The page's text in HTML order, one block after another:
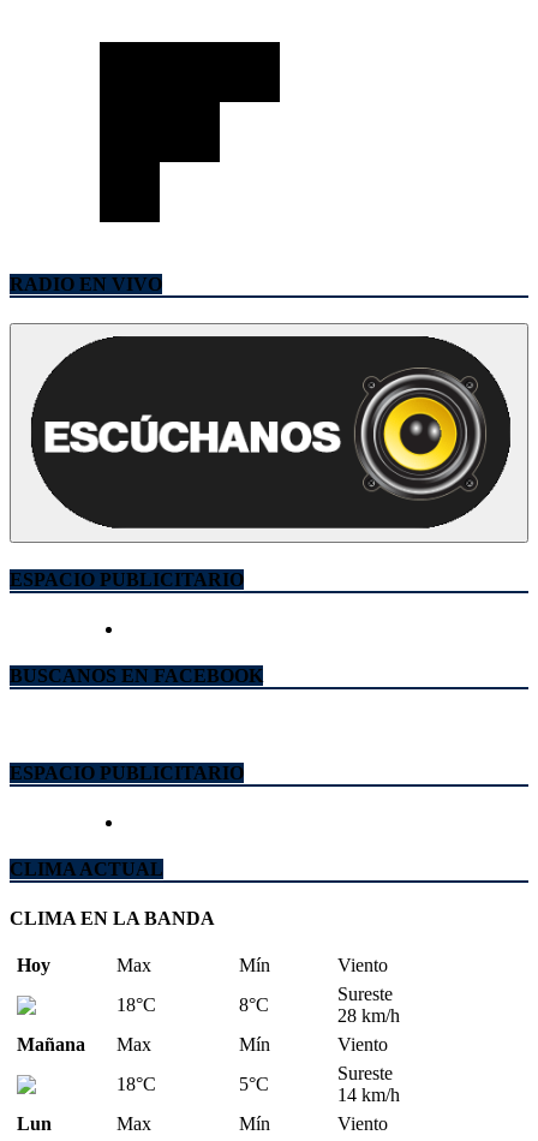
RADIO EN VIVO
ESPACIO PUBLICITARIO
BUSCANOS EN FACEBOOK
ESPACIO PUBLICITARIO
CLIMA ACTUAL
CLIMA EN LA BANDA
Hoy Max Mín
Viento
18°C
8°C
Sureste
28 km/h
Mañana
Max Mín
Viento
18°C
5°C
Sureste
14 km/h
Lun
Max Mín Viento